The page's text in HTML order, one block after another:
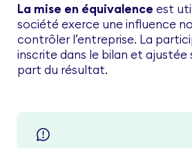
La mise en équivalence est
société exerce une influence
contrôler l’entreprise. La
inscrite dans le bilan et ajustée
part du résultat.